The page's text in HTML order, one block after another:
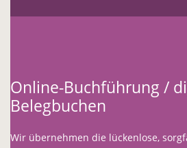
Online-Buchführung /
Belegbuchen
Wir übernehmen die lückenlose,